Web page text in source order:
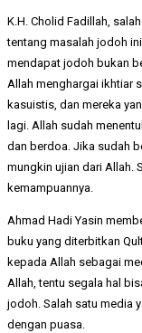
K.H. Cholid Fadillah,
tentang masalah jodoh
mendapat jodoh bukan
Allah menghargai ikhtiar
kasuistis, dan mereka
lagi. Allah sudah
dan berdoa. Jika sudah
mungkin ujian dari Allah.
kemampuannya.
Ahmad Hadi Yasin
buku yang diterbitkan
kepada Allah sebagai
Allah, tentu segala hal
jodoh. Salah satu media
dengan puasa.